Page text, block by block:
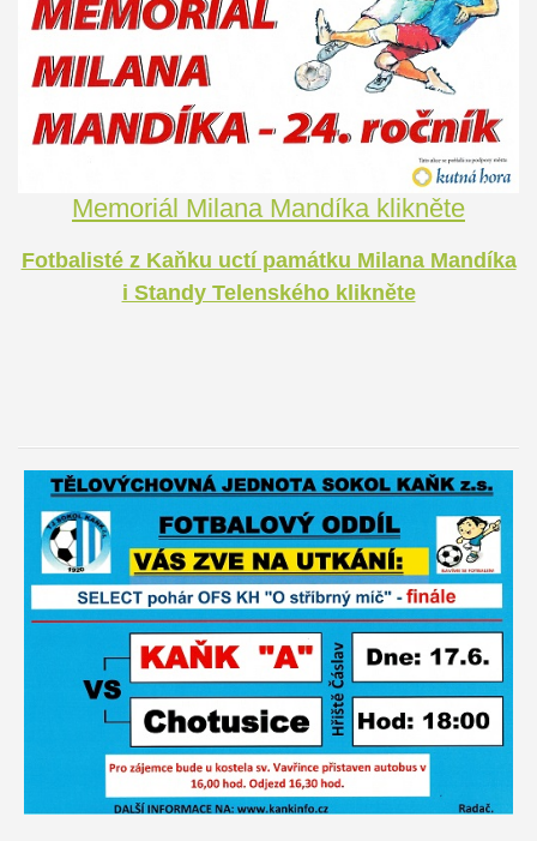
Memoriál Milana Mandíka klikněte
Fotbalisté z Kaňku uctí památku Milana Mandíka
i Standy Telenského klikněte